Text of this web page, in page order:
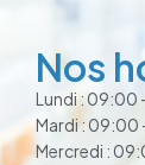
Nos
Lundi : 09:00
Mardi : 09:00
Mercredi :